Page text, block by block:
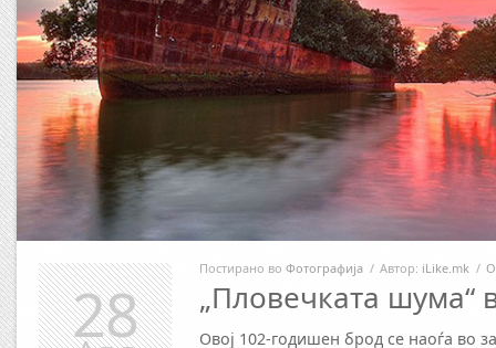
Постирано во Фотографија / Автор: iLike.mk /
„Пловечката шума“
Овој 102-годишен брод се наоѓа во
28